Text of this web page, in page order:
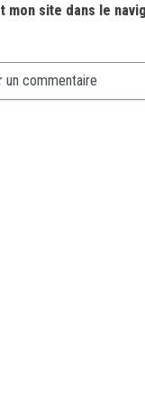
mon site dans le